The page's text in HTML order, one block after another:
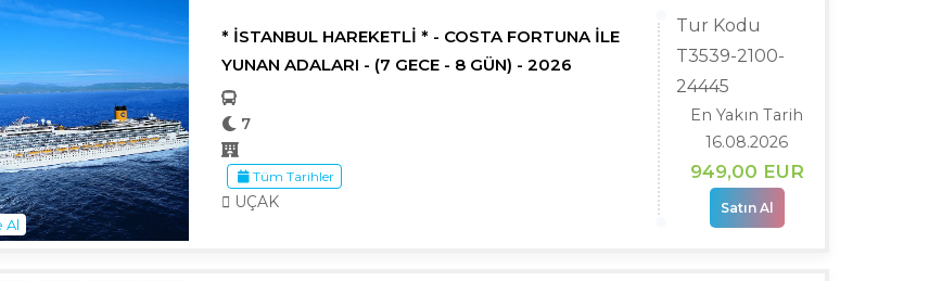
Al
* İSTANBUL HAREKETLİ * - COSTA FORTUNA İLE
YUNAN ADALARI - (7 GECE - 8 GÜN) - 2026
7
Tüm Tarihler
UÇAK
Tur Kodu
T3539-2100-
24445
En Yakın Tarih
16.08.2026
949,00 EUR
Satın Al